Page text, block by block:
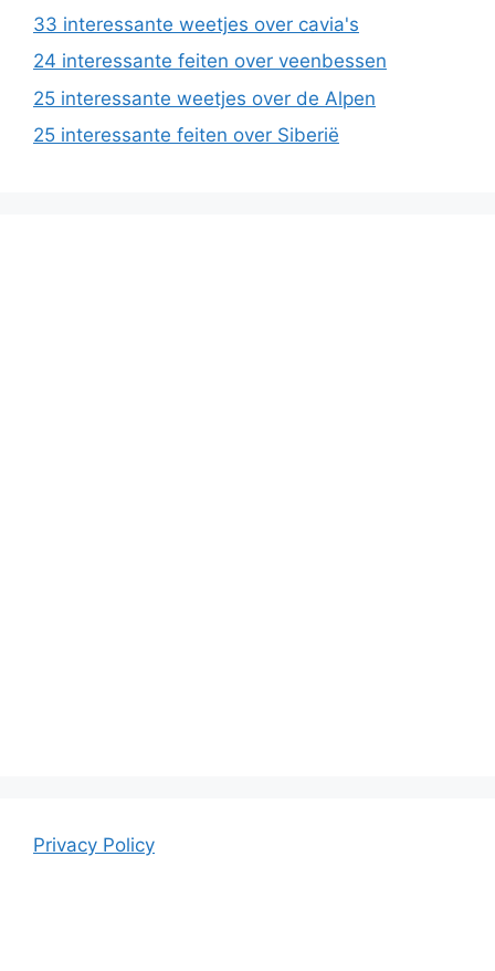
33 interessante weetjes over cavia's
24 interessante feiten over veenbessen
25 interessante weetjes over de Alpen
25 interessante feiten over Siberië
Privacy Policy